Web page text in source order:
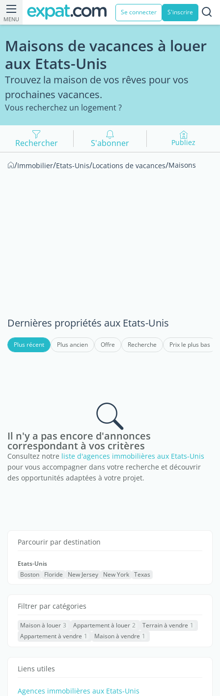
MENU
Se connecter S'inscrire
Maisons de vacances à louer
aux Etats-Unis
Trouvez la maison de vos rêves pour vos
prochaines vacances.
Vous recherchez un logement ?
Rechercher S'abonner Publiez
/Immobilier/Etats-Unis/Locations de vacances/Maisons
Dernières propriétés aux Etats-Unis
Plus récent Plus ancien Offre Recherche Prix le plus bas
Il n'y a pas encore d'annonces
correspondant à vos critères
Consultez notre liste d'agences immobilières aux Etats-Unis
pour vous accompagner dans votre recherche et découvrir
des opportunités adaptées à votre projet.
Parcourir par destination
Etats-Unis
Boston
Floride New Jersey New York Texas
Filtrer par catégories
Maison à louer 3 Appartement à louer 2 Terrain à vendre 1
Appartement à vendre 1 Maison à vendre 1
Liens utiles
Agences immobilières aux Etats-Unis